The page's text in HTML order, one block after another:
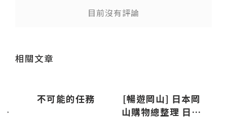
目前沒有評論
相關文章
不可能的任務
[暢遊岡山] 日本岡
山購物總整理 日式